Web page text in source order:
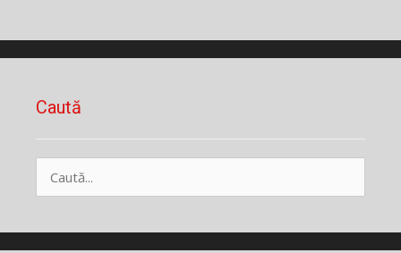
Caută
după: